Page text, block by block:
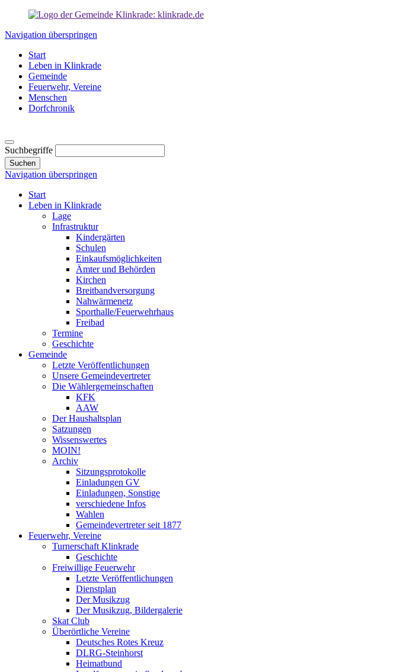
Navigation überspringen
Start
Leben in Klinkrade
Gemeinde
Feuerwehr, Vereine
Menschen
Dorfchronik
Suchbegriffe
Suchen
Navigation überspringen
Start
Leben in Klinkrade
Lage
Infrastruktur
Kindergärten
Schulen
Einkaufsmöglichkeiten
Ämter und Behörden
Kirchen
Breitbandversorgung
Nahwärmenetz
Sporthalle/Feuerwehrhaus
Freibad
Termine
Geschichte
Gemeinde
Letzte Veröffentlichungen
Unsere Gemeindevertreter
Die Wählergemeinschaften
KFK
AAW
Der Haushaltsplan
Satzungen
Wissenswertes
MOIN!
Archiv
Sitzungsprotokolle
Einladungen GV
Einladungen, Sonstige
verschiedene Infos
Wahlen
Gemeindevertreter seit 1877
Feuerwehr, Vereine
Turnerschaft Klinkrade
Geschichte
Freiwillige Feuerwehr
Letzte Veröffentlichungen
Dienstplan
Der Musikzug
Der Musikzug, Bildergalerie
Skat Club
Überörtliche Vereine
Deutsches Rotes Kreuz
DLRG-Steinhorst
Heimatbund